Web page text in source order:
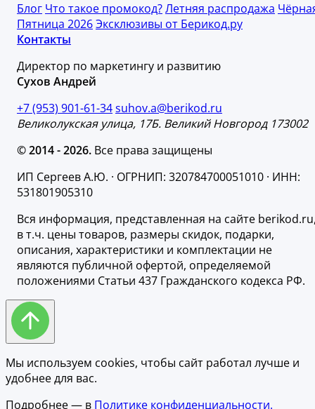
Блог Что такое промокод?Летняя распродажа
Пятница 2026Эксклюзивы от Берикод.ру
Контакты
Директор по маркетингу и развитию
Сухов Андрей
+7 (953) 901-61-34suhov.a@berikod.ru
Великолукская улица, 17Б. Великий Новгород 173002
© 2014 - 2026. Все права защищены
ИП Сергеев А.Ю. · ОГРНИП: 320784700051010 · ИНН:
531801905310
Вся информация, представленная на сайте
в т.ч. цены товаров, размеры скидок, подарки,
описания, характеристики и комплектации не
являются публичной офертой, определяемой
положениями Статьи 437 Гражданского кодекса РФ.
Мы используем cookies, чтобы сайт работал лучше и
удобнее для вас.
Подробнее — в Политике конфиденциальности.